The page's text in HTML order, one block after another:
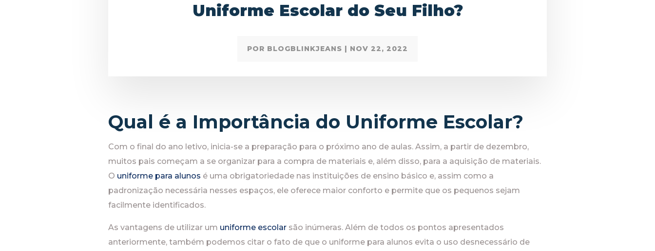
Uniforme Escolar do Seu Filho?
POR BLOGBLINKJEANS | NOV 22, 2022
Qual é a Importância do Uniforme Escolar?
Com o final do ano letivo, inicia-se a preparação para o próximo ano de aulas. Assim, a partir de dezembro,
muitos pais começam a se organizar para a compra de materiais e, além disso, para a aquisição de materiais.
O uniforme para alunos é uma obrigatoriedade nas instituições de ensino básico e, assim como a
padronização necessária nesses espaços, ele oferece maior conforto e permite que os pequenos sejam
facilmente identificados.
As vantagens de utilizar um uniforme escolar são inúmeras. Além de todos os pontos apresentados
anteriormente, também podemos citar o fato de que o uniforme para alunos evita o uso desnecessário de